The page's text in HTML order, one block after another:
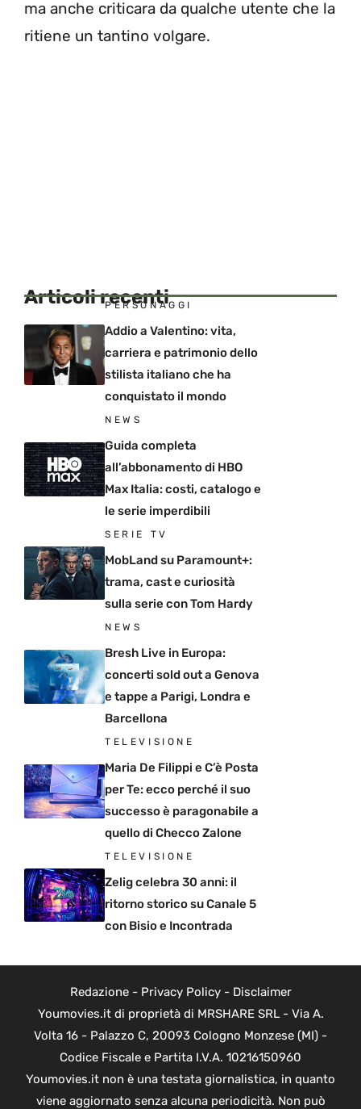
ma anche criticara da qualche utente che la
ritiene un tantino volgare.
Articoli recenti
PERSONAGGI
Addio a Valentino: vita,
carriera e patrimonio dello
stilista italiano che ha
conquistato il mondo
NEWS
Guida completa
all’abbonamento di HBO
Max Italia: costi, catalogo e
le serie imperdibili
SERIE TV
MobLand su Paramount+:
trama, cast e curiosità
sulla serie con Tom Hardy
NEWS
Bresh Live in Europa:
concerti sold out a Genova
e tappe a Parigi, Londra e
Barcellona
TELEVISIONE
Maria De Filippi e C’è Posta
per Te: ecco perché il suo
successo è paragonabile a
quello di Checco Zalone
TELEVISIONE
Zelig celebra 30 anni: il
ritorno storico su Canale 5
con Bisio e Incontrada
Redazione- Privacy Policy- Disclaimer
Youmovies.it di proprietà di MRSHARE SRL - Via A.
Volta 16 - Palazzo C, 20093 Cologno Monzese (MI) -
Codice Fiscale e Partita I.V.A. 10216150960
Youmovies.it non è una testata giornalistica, in quanto
viene aggiornato senza alcuna periodicità. Non può